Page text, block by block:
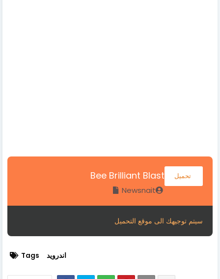
Bee Brilliant Blast تحميل
Newsnait
سيتم توجيهك الى موقع التحميل
Tags اندرويد